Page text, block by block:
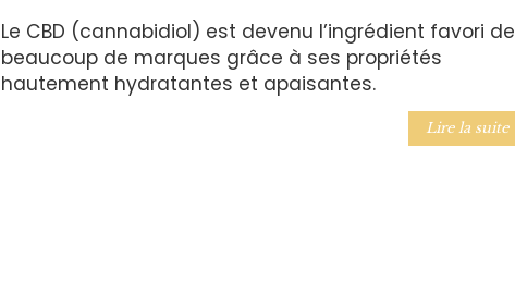
Le CBD (cannabidiol) est devenu l’ingrédient favori de
beaucoup de marques grâce à ses propriétés
hautement hydratantes et apaisantes.
Lire la suite